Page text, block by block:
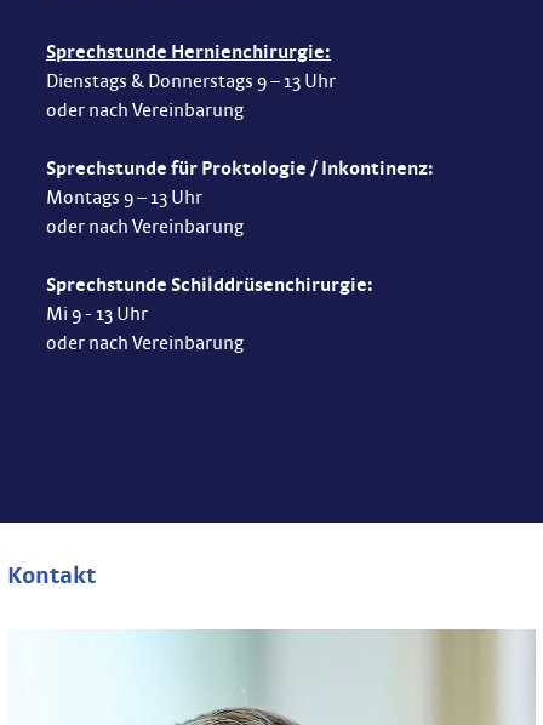
Sprechstunde Hernienchirurgie:
Dienstags & Donnerstags 9 – 13 Uhr
oder nach Vereinbarung
Sprechstunde für Proktologie / Inkontinenz:
Montags 9 – 13 Uhr
oder nach Vereinbarung
Sprechstunde Schilddrüsenchirurgie:
Mi 9 - 13 Uhr
oder nach Vereinbarung
Kontakt